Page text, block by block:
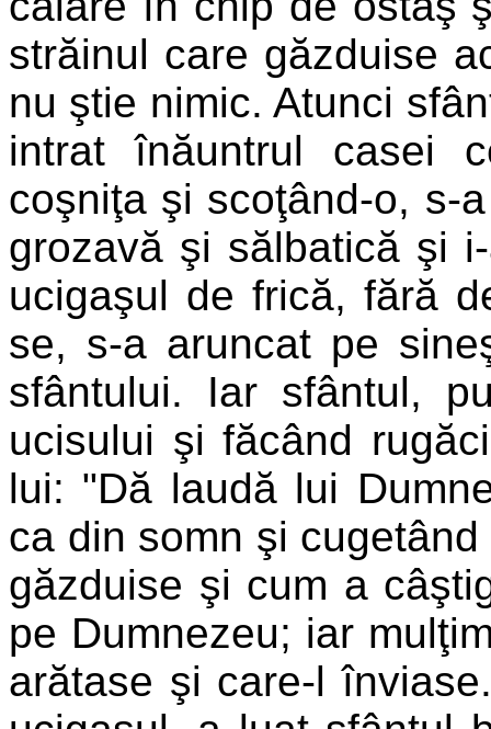
străinul care găzduise
nu ştie nimic. Atunci
intrat înăuntrul casei
coşniţa şi scoţând-o, s-
grozavă şi sălbatică şi
ucigaşul de frică, fără
se, s-a aruncat pe
sfântului. Iar sfântul,
ucisului şi făcând
lui: "Dă laudă lui
ca din somn şi
găzduise şi cum a
pe Dumnezeu; iar
arătase şi care-l